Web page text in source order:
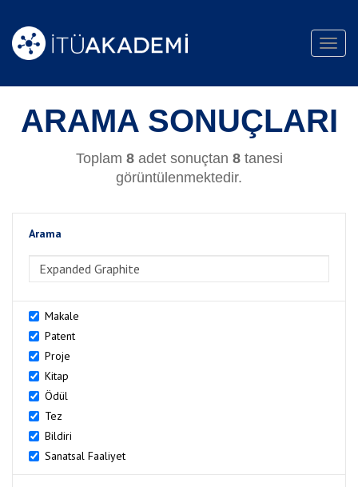
ARAMA SONUÇLARI
Toplam 8adet sonuçtan 8tanesi
görüntülenmektedir.
Arama
Makale
Patent
Proje
Kitap
Ödül
Tez
Bildiri
Sanatsal Faaliyet